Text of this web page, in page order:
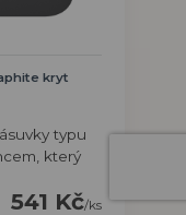
kryt
typu
který
541 Kč/ks